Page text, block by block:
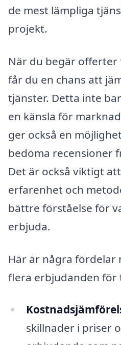
de mest lämpliga
projekt.
När du begär
får du en chans att
tjänster. Detta inte
en känsla för
ger också en
bedöma recensioner
Det är också viktigt
erfarenhet och
bättre förståelse för
erbjuda.
Här är några fördelar
flera erbjudanden
skillnader i priser